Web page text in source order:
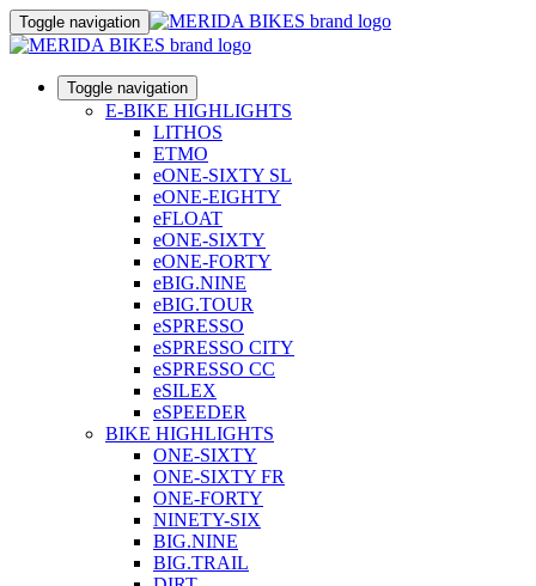
Toggle navigation
Toggle navigation
E-BIKE HIGHLIGHTS
LITHOS
ETMO
eONE-SIXTY SL
eONE-EIGHTY
eFLOAT
eONE-SIXTY
eONE-FORTY
eBIG.NINE
eBIG.TOUR
eSPRESSO
eSPRESSO CITY
eSPRESSO CC
eSILEX
eSPEEDER
BIKE HIGHLIGHTS
ONE-SIXTY
ONE-SIXTY FR
ONE-FORTY
NINETY-SIX
BIG.NINE
BIG.TRAIL